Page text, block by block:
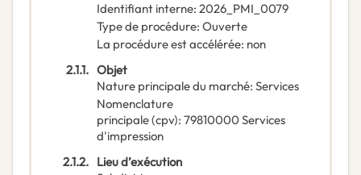
Identifiant interne: 2026_PMI_0079
Type de procédure: Ouverte
La procédure est accélérée: non
2.1.1. Objet
Nature principale du marché: Services
Nomenclature
principale(cpv): 79810000 Services
d'impression
2.1.2. Lieu d’exécution